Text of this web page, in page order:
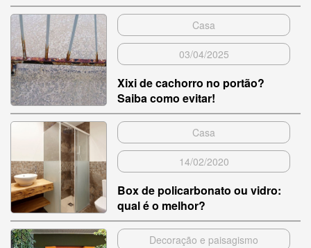
Casa
03/04/2025
Xixi de cachorro no portão?
Saiba como evitar!
Casa
14/02/2020
Box de policarbonato ou vidro:
qual é o melhor?
Decoração e paisagismo